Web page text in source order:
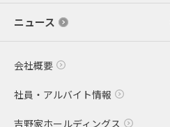
ニュース
会社概要
社員・アルバイト情報
吉野家ホールディングス